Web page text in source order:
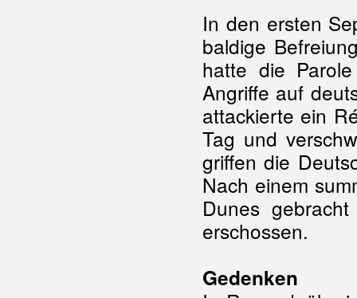
In den ersten
baldige
hatte die
Angriffe auf
attackierte ein
Tag und
griffen die
Nach einem
Dunes
erschossen.
Gedenken